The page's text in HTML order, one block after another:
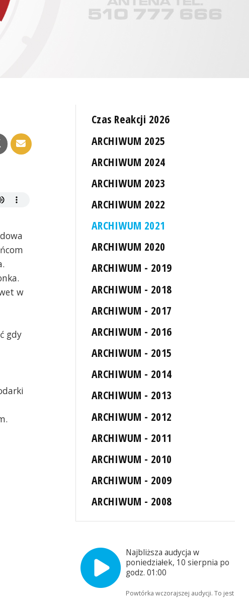
w
gdy
Czas Reakcji 2026
ARCHIWUM 2025
ARCHIWUM 2024
ARCHIWUM 2023
ARCHIWUM 2022
ARCHIWUM 2021
ARCHIWUM 2020
ARCHIWUM - 2019
ARCHIWUM - 2018
ARCHIWUM - 2017
ARCHIWUM - 2016
ARCHIWUM - 2015
ARCHIWUM - 2014
ARCHIWUM - 2013
ARCHIWUM - 2012
ARCHIWUM - 2011
ARCHIWUM - 2010
ARCHIWUM - 2009
ARCHIWUM - 2008
Najbliższa audycja w
poniedziałek, 10 sierpnia po
godz. 01:00
Powtórka wczorajszej audycji. To jest